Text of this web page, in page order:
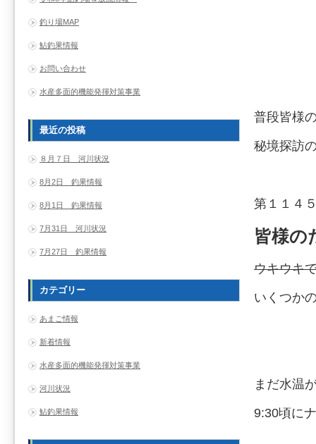
普段皆様
秘境探訪
第１１４
皆様の
ウキウキ
いくつか
まだ水温
9:30頃に
釣り場MAP
鮎釣果情報
お問い合わせ
水産多面的機能発揮対策事業
最近の投稿
８月７日 河川状況
8月2日 釣果情報
8月1日 釣果情報
7月31日 河川状況
7月27日 釣果情報
カテゴリー
あまご情報
新着情報
水産多面的機能発揮対策事業
河川状況
鮎釣果情報